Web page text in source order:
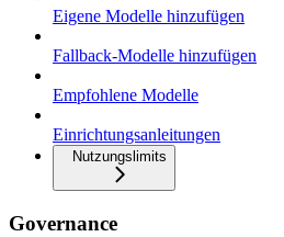
Eigene Modelle hinzufügen
Fallback-Modelle hinzufügen
Empfohlene Modelle
Einrichtungsanleitungen
Nutzungslimits
Governance